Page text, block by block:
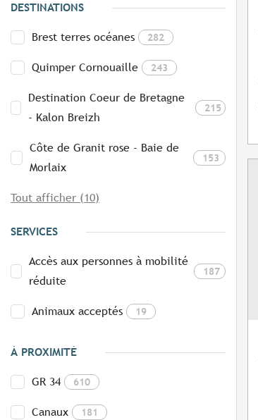
DESTINATIONS
Brest terres océanes 282
Quimper Cornouaille 243
Destination Coeur de Bretagne
- Kalon Breizh
215
Côte de Granit rose - Baie de
Morlaix
153
Tout afficher (10)
SERVICES
Accès aux personnes à mobilité
réduite
187
Animaux acceptés 19
À PROXIMITÉ
GR 34 610
Canaux 181